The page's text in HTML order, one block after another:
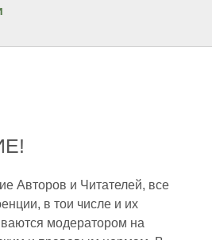
Авторов и Читателей, все
в тои числе и их
модератором на